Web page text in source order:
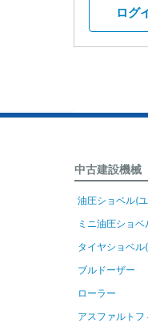
ログ
中古建設機械
油圧ショベル(
ミニ油圧ショ
タイヤショベ
ブルドーザー
ローラー
アスファルトフ